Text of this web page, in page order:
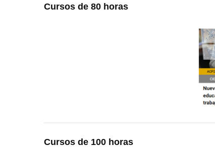
Cursos de 80 horas
Cursos de 100 horas